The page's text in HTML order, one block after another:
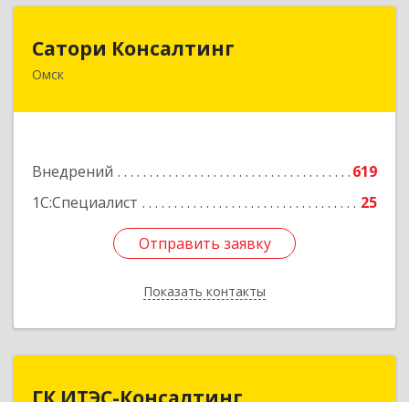
Сатори Консалтинг
Омск
Внедрений
619
1С:Специалист
25
Отправить заявку
Показать контакты
644070, Омская обл, Омск г, Лермонтова ул,
Отправить заявку
Назад